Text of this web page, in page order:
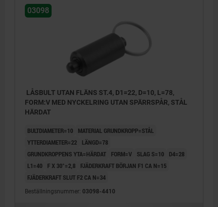
03098
LÅSBULT UTAN FLÄNS ST.4, D1=22, D=10, L=78,
FORM:V MED NYCKELRING UTAN SPÄRRSPÅR, STÅL
HÄRDAT
BULTDIAMETER=10
MATERIAL GRUNDKROPP=STÅL
YTTERDIAMETER=22
LÄNGD=78
GRUNDKROPPENS YTA=HÄRDAT
FORM=V SLAG S=10
D4=28
L1=40
F X 30°=2,8
FJÄDERKRAFT BÖRJAN F1 CA N=15
FJÄDERKRAFT SLUT F2 CA N=34
Beställningsnummer: 03098-4410